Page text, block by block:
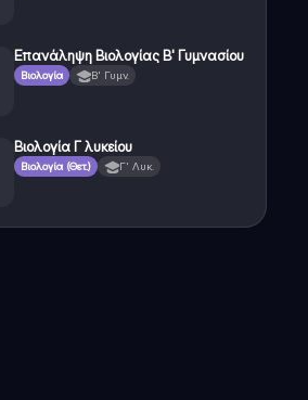
Επανάληψη Βιολογίας Β' Γυμνασίου
Βιολογία Β' Γυμν.
Βιολογία Γ λυκείου
Βιολογία (Θετ.) Γ' Λυκ.